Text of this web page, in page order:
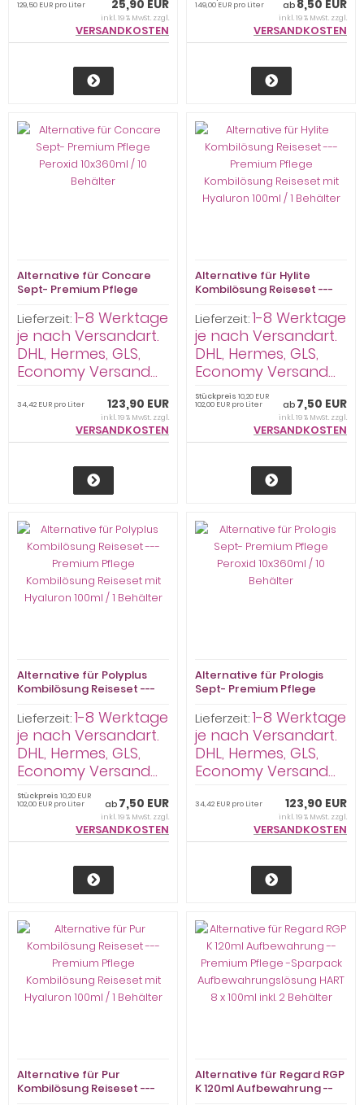
25,90 EUR
129,50 EUR pro Liter
inkl. 19 % MwSt. zzgl.
VERSANDKOSTEN
ab 8,50 EUR
149,00 EUR pro Liter
inkl. 19 % MwSt. zzgl.
VERSANDKOSTEN
Alternative für Concare
Sept- Premium Pflege
Behälter
Lieferzeit:1-8 Werktage
je nach Versandart.
DHL, Hermes, GLS,
Economy Versand...
123,90 EUR
34,42 EUR pro Liter
inkl. 19 % MwSt. zzgl.
VERSANDKOSTEN
Alternative für Hylite
Kombilösung Reiseset ---
Kombilösung Reiseset mit
Hyaluron 100ml / 1 Behälter
Lieferzeit:1-8 Werktage
je nach Versandart.
DHL, Hermes, GLS,
Economy Versand...
ab 7,50 EUR
Stückpreis 10,20 EUR
102,00 EUR pro Liter
inkl. 19 % MwSt. zzgl.
VERSANDKOSTEN
Alternative für Polyplus
Kombilösung Reiseset ---
Kombilösung Reiseset mit
Hyaluron 100ml / 1 Behälter
Lieferzeit:1-8 Werktage
je nach Versandart.
DHL, Hermes, GLS,
Economy Versand...
ab 7,50 EUR
Stückpreis 10,20 EUR
102,00 EUR pro Liter
inkl. 19 % MwSt. zzgl.
VERSANDKOSTEN
Alternative für Prologis
Sept- Premium Pflege
Behälter
Lieferzeit:1-8 Werktage
je nach Versandart.
DHL, Hermes, GLS,
Economy Versand...
123,90 EUR
34,42 EUR pro Liter
inkl. 19 % MwSt. zzgl.
VERSANDKOSTEN
Alternative für Pur
Kombilösung Reiseset ---
Alternative für Regard RGP
K 120ml Aufbewahrung --